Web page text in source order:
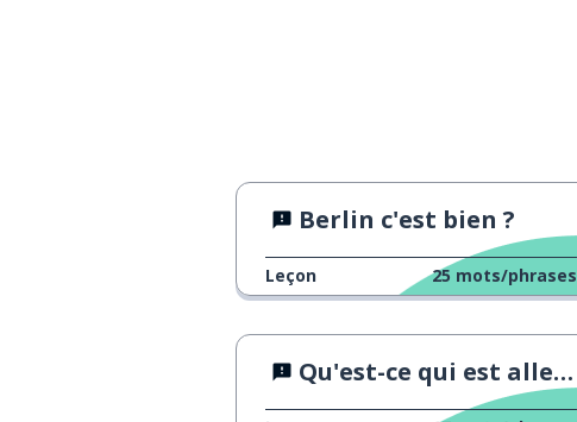
Berlin c'est bien ?
Leçon 25 mots/phrases
Qu'est-ce qui est allemand à Berlin ?